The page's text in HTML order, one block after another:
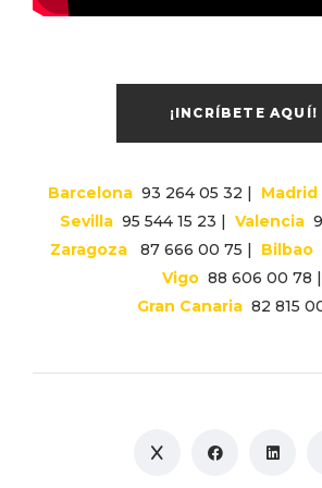
¡INCRÍBETE AQUÍ!
Barcelona 93 264 05 32 | Madrid
Sevilla 95 544 15 23 | Valencia
Zaragoza
87 666 00 75 | Bilbao
Vigo 88 606 00 78 |
Gran Canaria 82 815